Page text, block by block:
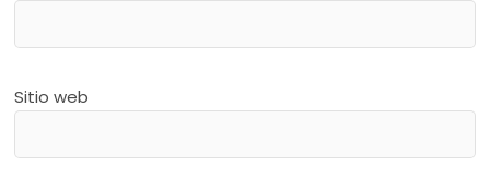
Sitio web